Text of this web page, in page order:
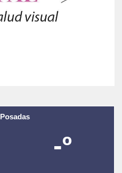
Posadas
-º